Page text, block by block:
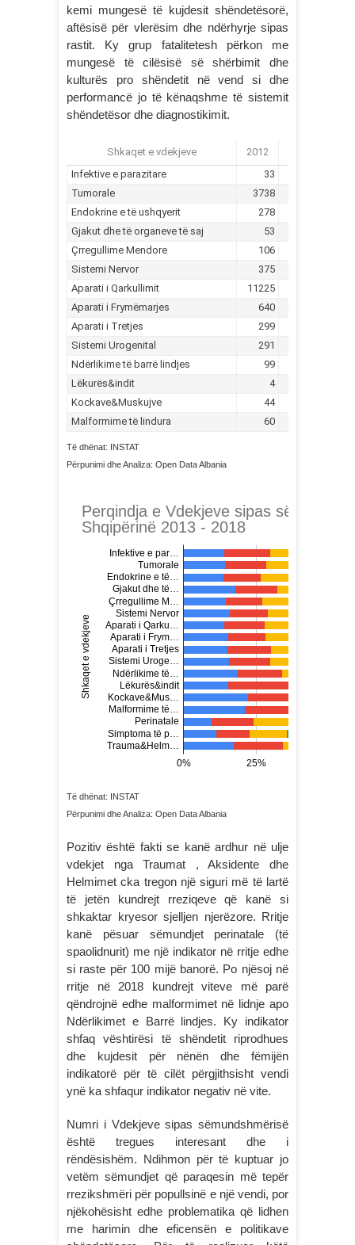
kemi mungesë të kujdesit shëndetësorë,
aftësisë për vlerësim dhe ndërhyrje sipas
rastit. Ky grup fatalitetesh përkon me
mungesë të cilësisë së shërbimit dhe
kulturës pro shëndetit në vend si dhe
performancë jo të kënaqshme të sistemit
shëndetësor dhe diagnostikimit.
Të dhënat: INSTAT
Përpunimi dhe Analiza: Open Data Albania
Të dhënat: INSTAT
Përpunimi dhe Analiza: Open Data Albania
Pozitiv është fakti se kanë ardhur në ulje
vdekjet nga Traumat , Aksidente dhe
Helmimet cka tregon një siguri më të lartë
të jetën kundrejt rreziqeve që kanë si
shkaktar kryesor sjelljen njerëzore. Rritje
kanë pësuar sëmundjet perinatale (të
spaolidnurit) me një indikator në rritje edhe
si raste për 100 mijë banorë. Po njësoj në
rritje në 2018 kundrejt viteve më parë
qëndrojnë edhe malformimet në lidnje apo
Ndërlikimet e Barrë lindjes. Ky indikator
shfaq vështirësi të shëndetit riprodhues
dhe kujdesit për nënën dhe fëmijën
indikatorë për të cilët përgjithsisht vendi
ynë ka shfaqur indikator negativ në vite.
Numri i Vdekjeve sipas sëmundshmërisë
është tregues interesant dhe i
rëndësishëm. Ndihmon për të kuptuar jo
vetëm sëmundjet që paraqesin më tepër
rrezikshmëri për popullsinë e një vendi, por
njëkohësisht edhe problematika që lidhen
me harimin dhe eficensën e politikave